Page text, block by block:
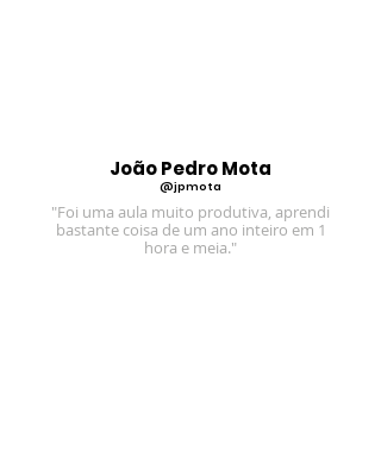
João Pedro Mota
@jpmota
"Foi uma aula muito produtiva, aprendi
bastante coisa de um ano inteiro em 1
hora e meia."